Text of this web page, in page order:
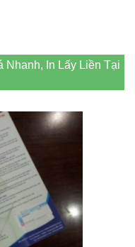
Nhanh, In Lấy Liền Tại